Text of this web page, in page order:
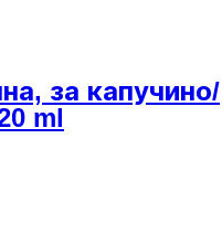
за капучино/
ml